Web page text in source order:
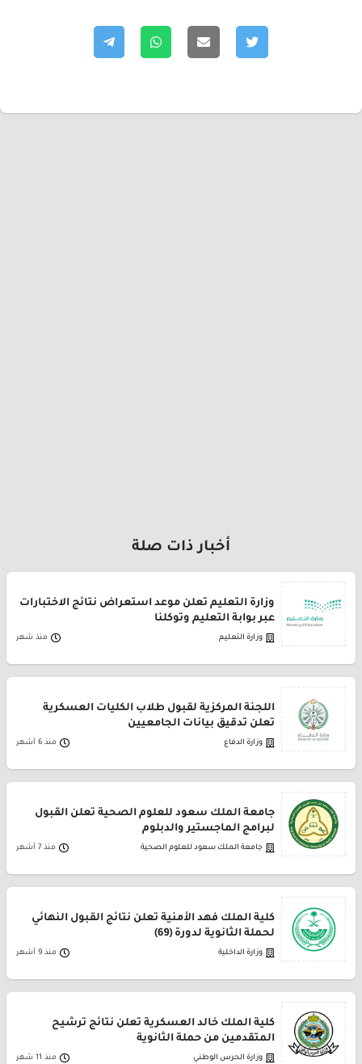
أخبار ذات صلة
وزارة التعليم تعلن موعد استعراض نتائج الاختبارات
عبر بوابة التعليم وتوكلنا
وزارة التعليم منذ شهر
اللجنة المركزية لقبول طلاب الكليات العسكرية
تعلن تدقيق بيانات الجامعيين
وزارة الدفاع منذ 6 أشهر
جامعة الملك سعود للعلوم الصحية تعلن القبول
لبرامج الماجستير والدبلوم
جامعة الملك سعود للعلوم الصحية منذ 7 أشهر
كلية الملك فهد الأمنية تعلن نتائج القبول النهائي
لحملة الثانوية لدورة (69)
وزارة الداخلية منذ 9 أشهر
كلية الملك خالد العسكرية تعلن نتائج ترشيح
المتقدمين من حملة الثانوية
وزارة الحرس الوطني منذ 11 شهر